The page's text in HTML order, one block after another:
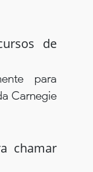
de
para
Carnegie
chamar